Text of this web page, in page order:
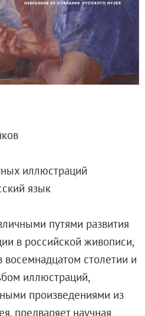
второй половины
искусство XVII-XXI
– скульптор мира. К
Иллюзия света
К 175-летию со дня
и услугах
и возврата билетов
иллюстраций
язык
путями развития
в российской живописи,
восемнадцатом столетии и
иллюстраций,
произведениями из
предваряет научная